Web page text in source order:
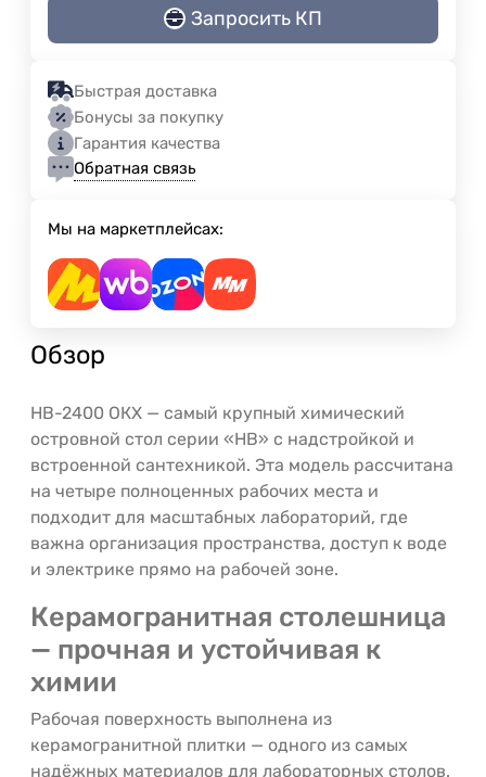
Запросить КП
Быстрая доставка
Бонусы за покупку
Гарантия качества
Обратная связь
Мы на маркетплейсах:
Обзор
НВ-2400 ОКХ — самый крупный химический
островной стол серии «НВ» с надстройкой и
встроенной сантехникой. Эта модель рассчитана
на четыре полноценных рабочих места и
подходит для масштабных лабораторий, где
важна организация пространства, доступ к воде
и электрике прямо на рабочей зоне.
Керамогранитная столешница
— прочная и устойчивая к
химии
Рабочая поверхность выполнена из
керамогранитной плитки — одного из самых
надёжных материалов для лабораторных столов.